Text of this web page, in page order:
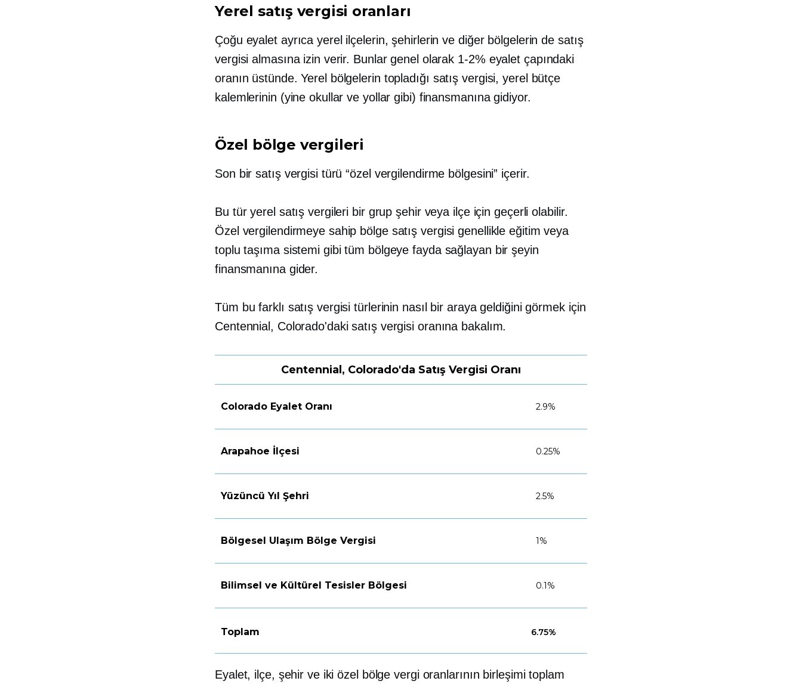
Yerel satış vergisi oranları
Çoğu eyalet ayrıca yerel ilçelerin, şehirlerin ve diğer bölgelerin de satış
vergisi almasına izin verir. Bunlar genel olarak 1-2% eyalet çapındaki
oranın üstünde. Yerel bölgelerin topladığı satış vergisi, yerel bütçe
kalemlerinin (yine okullar ve yollar gibi) finansmanına gidiyor.
Özel bölge vergileri
Son bir satış vergisi türü “özel vergilendirme bölgesini” içerir.
Bu tür yerel satış vergileri bir grup şehir veya ilçe için geçerli olabilir.
Özel vergilendirmeye sahip bölge satış vergisi genellikle eğitim veya
toplu taşıma sistemi gibi tüm bölgeye fayda sağlayan bir şeyin
finansmanına gider.
Tüm bu farklı satış vergisi türlerinin nasıl bir araya geldiğini görmek için
Centennial, Colorado'daki satış vergisi oranına bakalım.
Centennial, Colorado'da Satış Vergisi Oranı
Colorado Eyalet Oranı 2.9%
Arapahoe İlçesi 0.25%
Yüzüncü Yıl Şehri 2.5%
Bölgesel Ulaşım Bölge Vergisi 1%
Bilimsel ve Kültürel Tesisler Bölgesi 0.1%
Toplam 6.75%
Eyalet, ilçe, şehir ve iki özel bölge vergi oranlarının birleşimi toplam